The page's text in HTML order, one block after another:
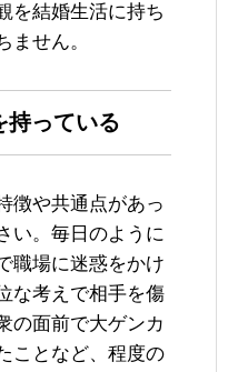
を結婚生活に持ち
ません。
持っている
徴や共通点があっ
い。毎日のように
職場に迷惑をかけ
な考えで相手を傷
の面前で大ゲンカ
ことなど、程度の